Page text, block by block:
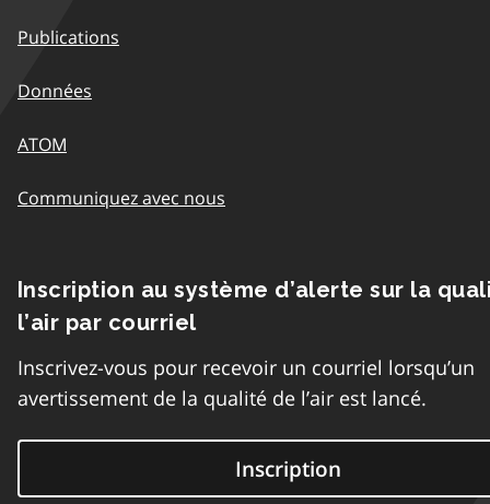
Publications
Données
ATOM
Communiquez avec nous
Inscription au système d’alerte sur la
l’air par courriel
Inscrivez-vous pour recevoir un courriel lorsqu’un
avertissement de la qualité de l’air est lancé.
Inscription